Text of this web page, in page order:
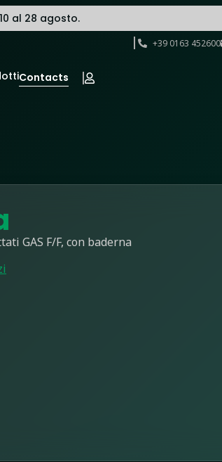
al 28 agosto.
+39 0163 452600
Contacts
GAS F/F, con baderna